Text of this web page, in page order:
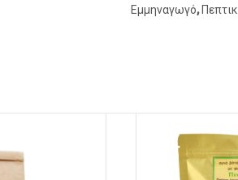
Εμμηναγωγό,